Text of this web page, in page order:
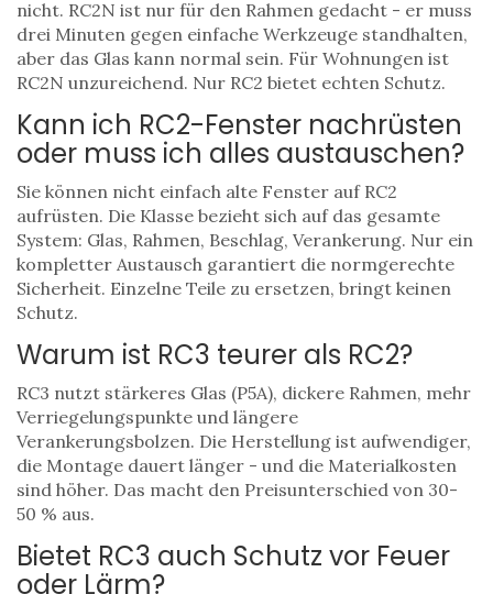
nicht. RC2N ist nur für den Rahmen gedacht - er muss
drei Minuten gegen einfache Werkzeuge standhalten,
aber das Glas kann normal sein. Für Wohnungen ist
RC2N unzureichend. Nur RC2 bietet echten Schutz.
Kann ich RC2-Fenster nachrüsten
oder muss ich alles austauschen?
Sie können nicht einfach alte Fenster auf RC2
aufrüsten. Die Klasse bezieht sich auf das gesamte
System: Glas, Rahmen, Beschlag, Verankerung. Nur ein
kompletter Austausch garantiert die normgerechte
Sicherheit. Einzelne Teile zu ersetzen, bringt keinen
Schutz.
Warum ist RC3 teurer als RC2?
RC3 nutzt stärkeres Glas (P5A), dickere Rahmen, mehr
Verriegelungspunkte und längere
Verankerungsbolzen. Die Herstellung ist aufwendiger,
die Montage dauert länger - und die Materialkosten
sind höher. Das macht den Preisunterschied von 30-
50 % aus.
Bietet RC3 auch Schutz vor Feuer
oder Lärm?